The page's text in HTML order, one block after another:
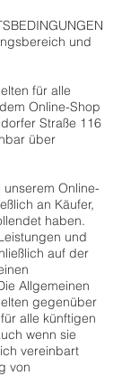
und
für alle
Online-Shop
Straße 116
über
Online-
an Käufer,
haben.
und
auf der
Allgemeinen
gegenüber
alle künftigen
wenn sie
vereinbart
von